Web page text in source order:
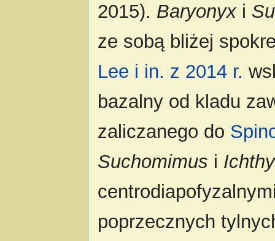
2015). Baryonyx i
ze sobą bliżej
Lee i in. z 2014 r.
bazalny od kladu
zaliczanego do
Suchomimus i
poprzecznych